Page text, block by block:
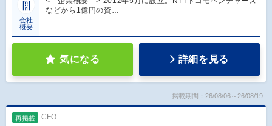
会社
概要
などから1億円の資…
気になる 詳細を見る
掲載期間：26/08/06～26/08/19
再掲載 CFO